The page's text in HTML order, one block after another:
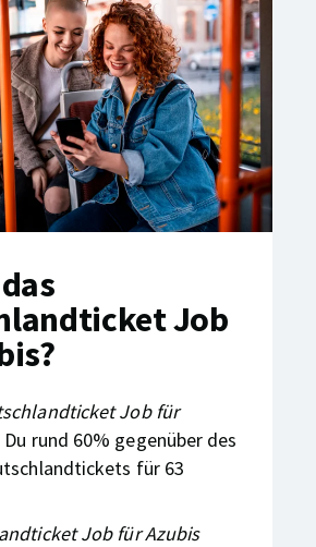
Job
Job für
rund 60% gegenüber des
für 63
Job für Azubis